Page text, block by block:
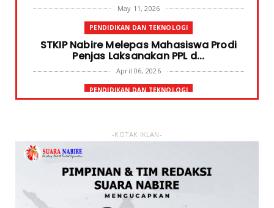
May 11, 2026
PENDIDIKAN DAN TEKNOLOGI
STKIP Nabire Melepas Mahasiswa Prodi
Penjas Laksanakan PPL d...
April 06, 2026
PENDIDIKAN DAN TEKNOLOGI
January 31, 2026
STKIP Nabire Buka Prodi Pendidikan
Bahasa dan Sastra Indones...
January 27, 2026
-KOTAK IKLAN-